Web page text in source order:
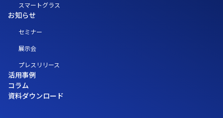
スマートグラス
お知らせ
セミナー
展示会
プレスリリース
活用事例
コラム
資料ダウンロード